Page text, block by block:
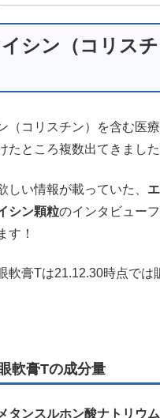
シン（コリス
（コリスチン）を含む医
たところ複数出てきました
しい情報が載っていた、
シン顆粒のインタビュー
す！
軟膏Tは21.12.30時点では
軟膏Tの成分量
タンスルホン酸ナトリウ